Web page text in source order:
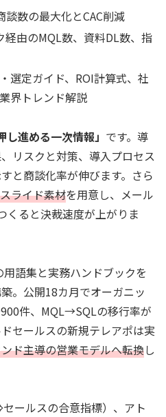
数の最大化とCAC削減
経由のMQL数、資料DL数、指
選定ガイド、ROI計算式、社
界トレンド解説
進める一次情報」 です。導
リスクと対策、導入プロセス
と商談化率が伸びます。さら
ライド素材を用意し、メール
くると決裁速度が上がりま
語集と実務ハンドブックを
。公開18カ月でオーガニッ
件、MQL→SQLの移行率が
セールスの新規テレアポは実
ド主導の営業モデルへ転換し
ールスの合意指標）、アト